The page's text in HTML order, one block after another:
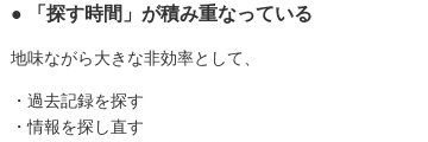
● 「探す時間」が積み重なっている
地味ながら大きな非効率として、
・過去記録を探す
・情報を探し直す